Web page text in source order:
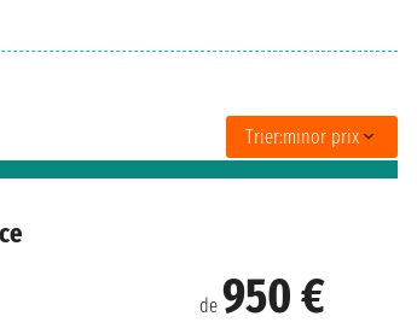
Trier:minor prix
de 950 €